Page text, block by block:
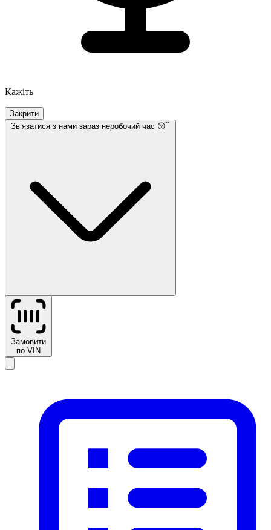
Кажіть
Закрити
Звʼязатися з нами зараз неробочий час 😴
Замовити
по VIN